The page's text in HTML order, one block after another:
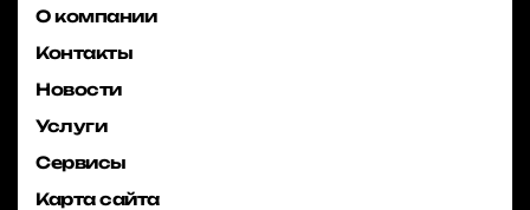
О компании
Контакты
Новости
Услуги
Сервисы
Карта сайта